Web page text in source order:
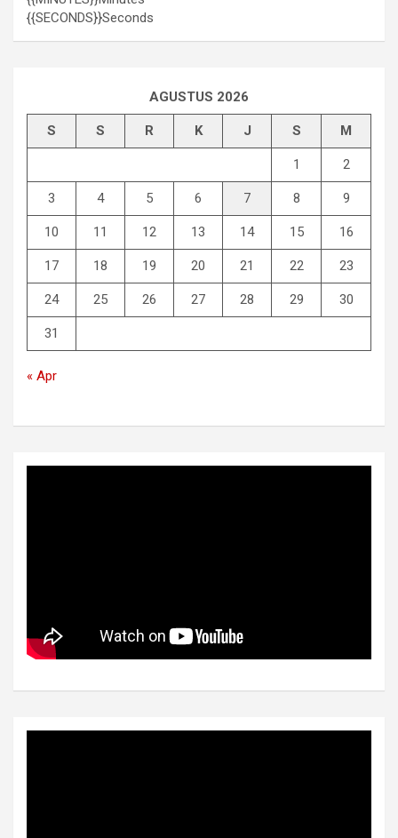
{{SECONDS}}Seconds
AGUSTUS 2026
S S R K J S M
1 2
3 4 5 6 7 8 9
10 11 12 13 14 15 16
17 18 19 20 21 22 23
24 25 26 27 28 29 30
31
« Apr